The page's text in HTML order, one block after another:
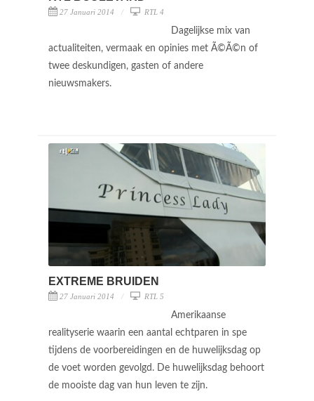
27 Januari 2014 RTL 4
Dagelijkse mix van
actualiteiten, vermaak en opinies met Ã©Ã©n of
twee deskundigen, gasten of andere
nieuwsmakers.
EXTREME BRUIDEN
27 Januari 2014 RTL 5
Amerikaanse
realityserie waarin een aantal echtparen in spe
tijdens de voorbereidingen en de huwelijksdag op
de voet worden gevolgd. De huwelijksdag behoort
de mooiste dag van hun leven te zijn.